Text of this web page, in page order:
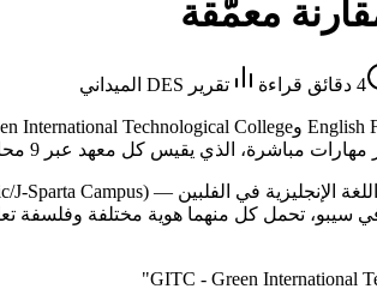
معمّقة
4 دقائق قراءة تقرير DES الميداني
"